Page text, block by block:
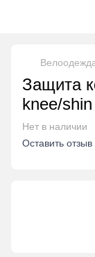
Защита
knee/
Нет в наличии
Оставить отзыв